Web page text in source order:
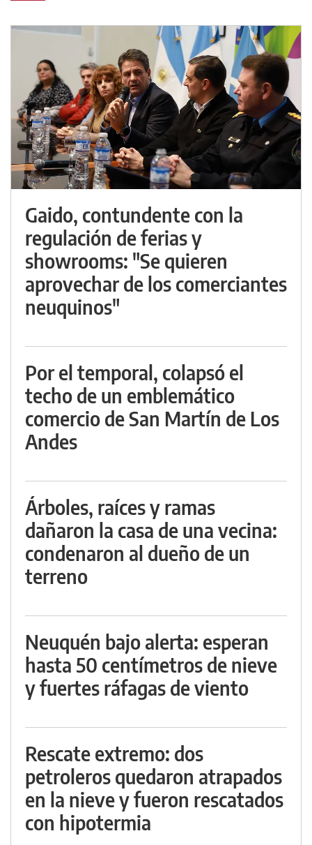
Gaido, contundente con la
regulación de ferias y
showrooms: "Se quieren
aprovechar de los comerciantes
neuquinos"
Por el temporal, colapsó el
techo de un emblemático
comercio de San Martín de Los
Andes
Árboles, raíces y ramas
dañaron la casa de una vecina:
condenaron al dueño de un
terreno
Neuquén bajo alerta: esperan
hasta 50 centímetros de nieve
y fuertes ráfagas de viento
Rescate extremo: dos
petroleros quedaron atrapados
en la nieve y fueron rescatados
con hipotermia